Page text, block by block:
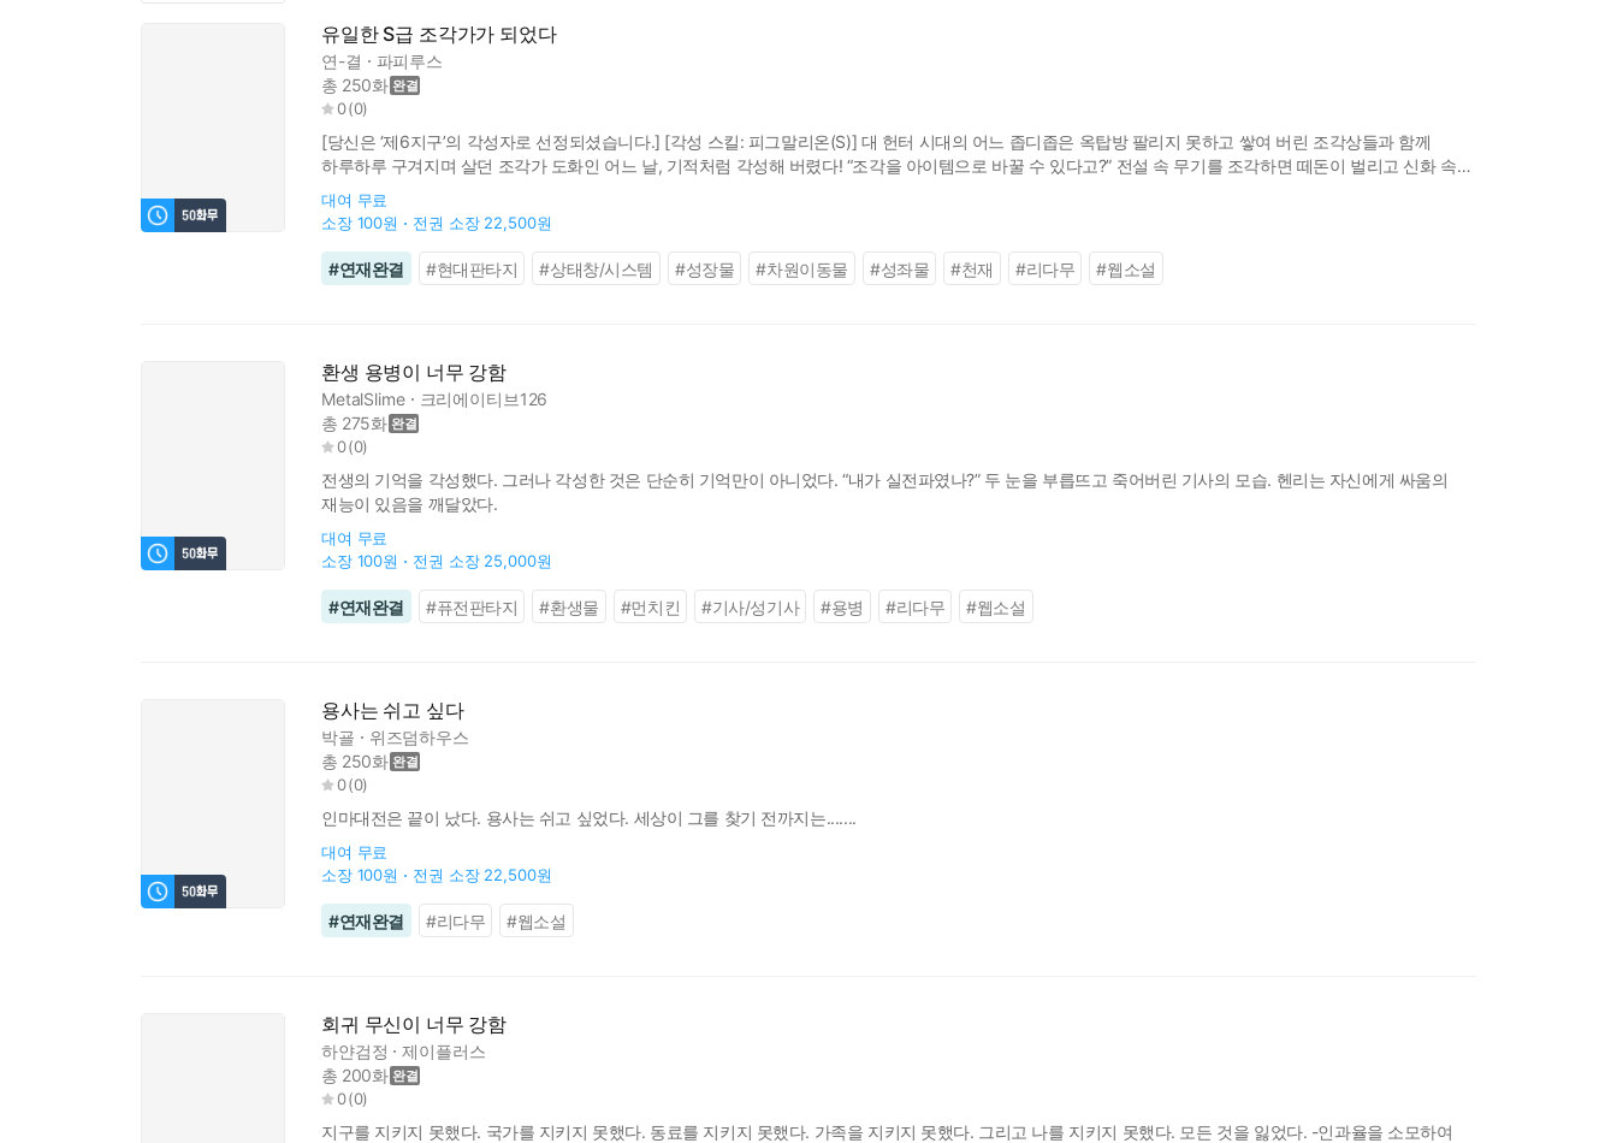
유일한 S급 조각가가 되었다
연-결
파피루스
총 250화
0(0)
[당신은 ‘제6지구’의 각성자로 선정되셨습니다.] [각성 스킬: 피그말리온(S)] 대 헌터 시대의 어느 좁디좁은 옥탑방 팔리지 못하고 쌓여 버린 조각상들과 함께
하루하루 구겨지며 살던 조각가 도화인 어느 날, 기적처럼 각성해 버렸다! “조각을 아이템으로 바꿀 수 있다고?” 전설 속 무기를 조각하면 떼돈이 벌리고 신화 속
장비를 조각해 유명세를 얻는다! 그리고 그의 작품에 위안받는 사람들까지 생기는데…… 돈도, 유명세도, 사람의 마음까지도 모두
대여 무료
소장 100원 전권 소장 22,500원
#연재완결 #현대판타지 #상태창/시스템 #성장물 #차원이동물 #성좌물 #천재 #리다무 #웹소설
환생 용병이 너무 강함
MetalSlime
크리에이티브126
총 275화
0(0)
전생의 기억을 각성했다. 그러나 각성한 것은 단순히 기억만이 아니었다. “내가 실전파였나?” 두 눈을 부릅뜨고 죽어버린 기사의 모습. 헨리는 자신에게 싸움의
재능이 있음을 깨달았다.
대여 무료
소장 100원 전권 소장 25,000원
#연재완결 #퓨전판타지 #환생물 #먼치킨 #기사/성기사 #용병 #리다무 #웹소설
용사는 쉬고 싶다
박굘
위즈덤하우스
총 250화
0(0)
인마대전은 끝이 났다. 용사는 쉬고 싶었다. 세상이 그를 찾기 전까지는.......
대여 무료
소장 100원 전권 소장 22,500원
#연재완결 #리다무 #웹소설
회귀 무신이 너무 강함
하얀검정
제이플러스
총 200화
0(0)
지구를 지키지 못했다. 국가를 지키지 못했다. 동료를 지키지 못했다. 가족을 지키지 못했다. 그리고 나를 지키지 못했다. 모든 것을 잃었다. -인과율을 소모하여